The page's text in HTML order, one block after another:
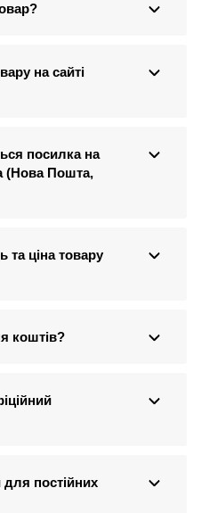
на сайті
посилка на
(Нова Пошта,
та ціна товару
коштів?
постійних